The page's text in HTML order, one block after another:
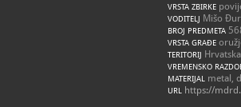
VRSTA ZBIRKE
VODITELJ Mišo
BROJ PREDMETA
VRSTA GRAĐE
TERITORIJ Hrvatska
VREMENSKO
MATERIJAL metal,
URL https://